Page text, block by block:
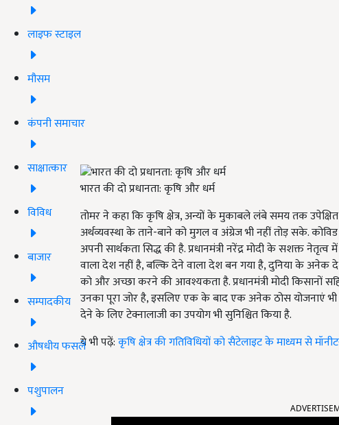
लाइफ स्टाइल
मौसम
कंपनी समाचार
साक्षात्कार
विविध
बाजार
सम्पादकीय
औषधीय फसलें
पशुपालन
भारत की दो प्रधानता: कृषि और धर्म
तोमर ने कहा कि कृषि क्षेत्र, अन्यों के मुकाबले लंबे समय तक
अर्थव्यवस्था के ताने-बाने को मुगल व अंग्रेज भी नहीं तोड़ सके.
अपनी सार्थकता सिद्ध की है. प्रधानमंत्री नरेंद्र मोदी के सशक्त
वाला देश नहीं है, बल्कि देने वाला देश बन गया है, दुनिया के
को और अच्छा करने की आवश्यकता है. प्रधानमंत्री मोदी किसानों
उनका पूरा जोर है, इसलिए एक के बाद एक अनेक ठोस योजनाएं भी
देने के लिए टेक्नालाजी का उपयोग भी सुनिश्चित किया है.
ये भी पढ़ें:कृषि क्षेत्र की गतिविधियों को सैटेलाइट के माध्यम से